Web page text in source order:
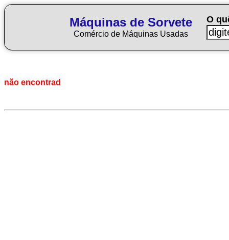
Máquinas de Sorvete
Comércio de Máquinas Usadas
O
não encontrad